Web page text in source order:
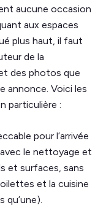
aucune occasion
aux espaces
plus haut, il faut
de la
des photos que
annonce. Voici les
particulière :
pour l’arrivée
le nettoyage et
et surfaces, sans
et la cuisine